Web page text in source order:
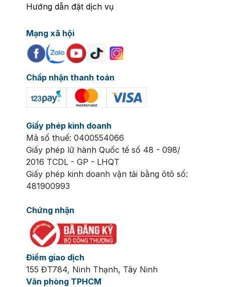
Hướng dẫn đặt dịch vụ
Mạng xã hội
Chấp nhận thanh toán
Giấy phép kinh doanh
Mã số thuế: 0400554066
Giấy phép lữ hành Quốc tế số 48 - 098/
2016 TCDL - GP - LHQT
Giấy phép kinh doanh vận tải bằng ôtô số:
481900993
Chứng nhận
Điểm giao dịch
155 ĐT784, Ninh Thạnh, Tây Ninh
Văn phòng TPHCM